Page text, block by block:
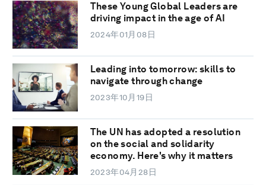
These Young Global Leaders are
driving impact in the age of AI
2024年01月08日
Leading into tomorrow: skills to
navigate through change
2023年10月19日
The UN has adopted a resolution
on the social and solidarity
economy. Here's why it matters
2023年04月28日